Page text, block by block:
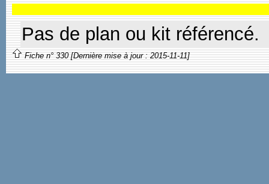
Pas de plan ou kit référencé.
Fiche n° 330 [Dernière mise à jour : 2015-11-11]